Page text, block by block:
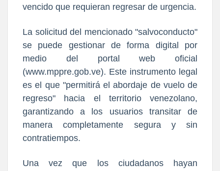
vencido que requieran regresar de urgencia.
La solicitud del mencionado "salvoconducto"
se puede gestionar de forma digital por
medio del portal web oficial
(www.mppre.gob.ve). Este instrumento legal
es el que "permitirá el abordaje de vuelo de
regreso" hacia el territorio venezolano,
garantizando a los usuarios transitar de
manera completamente segura y sin
contratiempos.
Una vez que los ciudadanos hayan